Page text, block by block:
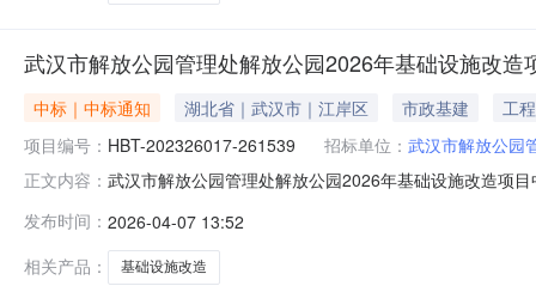
武汉市解放公园管理处解放公园2026年基础设施改造
中标｜中标通知 湖北省｜武汉市｜江岸区 市政基建
工程
项目编号： HBT-202326017-261539 招标单位： 武汉市解放公园
正文内容： 武汉市解放公园管理处解放公园2026年基础设施改造项
法：87.64（分）工程类名称：解放公园2026年基础设
发布时间： 2026-04-07 13:52
相关产品：
基础设施改造